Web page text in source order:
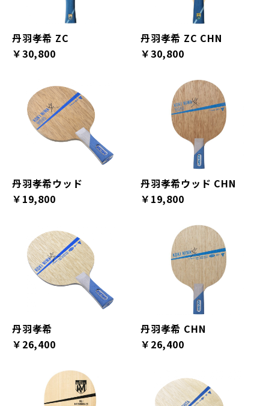
丹羽孝希 ZC
￥30,800
丹羽孝希 ZC CHN
￥30,800
丹羽孝希ウッド
￥19,800
丹羽孝希ウッド CHN
￥19,800
丹羽孝希
￥26,400
丹羽孝希 CHN
￥26,400